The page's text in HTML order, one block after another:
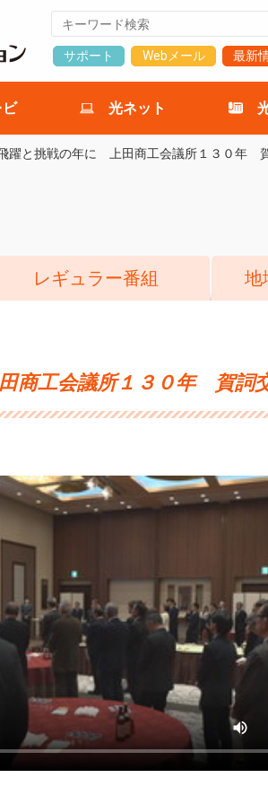
サポート Webメール 最新
光ネット
躍と挑戦の年に 上田商工会議所１３０年
レギュラー番組 地
商工会議所１３０年 賀詞